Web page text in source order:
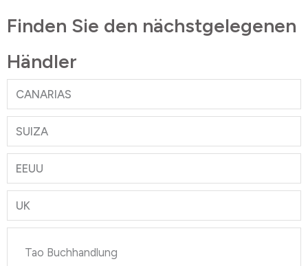
Finden Sie den nächstgelegenen
Händler
CANARIAS
SUIZA
EEUU
UK
Tao Buchhandlung